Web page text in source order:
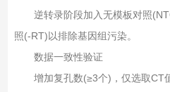
逆转录阶段加入无模板对照
照(-RT)以排除基因组污染。
数据一致性验证‌
增加复孔数(≥3个)，仅选取CT